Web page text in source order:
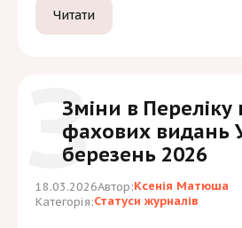
р. № 44.
Читати
З
Зміни в Переліку
фахових видань
березень 2026
18.03.2026Автор:Ксенія Матюша
Категорія:Статуси журналів